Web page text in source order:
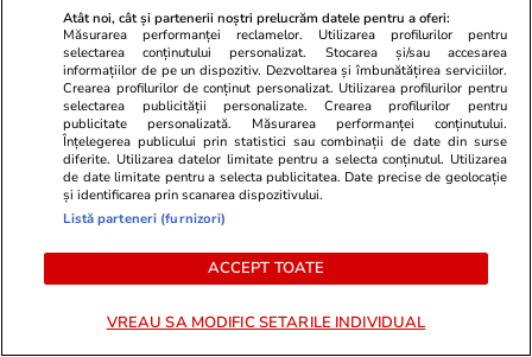
„De la fetița fără petreceri, la diva
Un
Atât noi, cât și partenerii noștri prelucrăm datele pentru a oferi:
Măsurarea performanței reclamelor. Utilizarea profilurilor pentru
selectarea conținutului personalizat. Stocarea și/sau accesarea
informațiilor de pe un dispozitiv. Dezvoltarea și îmbunătățirea serviciilor.
Crearea profilurilor de conținut personalizat. Utilizarea profilurilor pentru
selectarea publicității personalizate. Crearea profilurilor pentru
publicitate personalizată. Măsurarea performanței conținutului.
Înțelegerea publicului prin statistici sau combinații de date din surse
diferite. Utilizarea datelor limitate pentru a selecta conținutul. Utilizarea
de date limitate pentru a selecta publicitatea. Date precise de geolocație
și identificarea prin scanarea dispozitivului.
Listă parteneri (furnizori)
ACCEPT TOATE
VREAU SA MODIFIC SETARILE INDIVIDUAL